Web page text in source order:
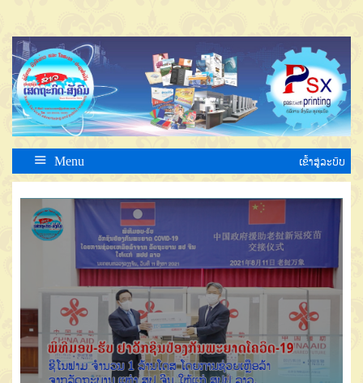
Menu ເຂົ້າສູ່ລະບົບ